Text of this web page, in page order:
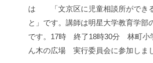
は 「文京区に児童相談所ができ
と」です。 講師は明星大学教育学部
です。 17時 終了18時30分 林町小
ん木の広場 実行委員会に参加しま